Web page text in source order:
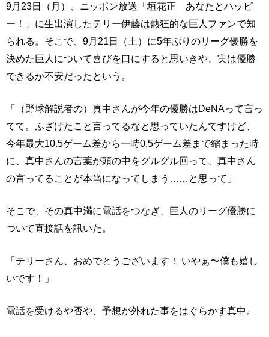
9月23日（月）、ニッポン放送「垣花正 あなたとハッピ
ー！」に生出演したテリー伊藤は熱狂的な巨人ファンで知
られる。そこで、9月21日（土）に5年ぶりのリーグ優勝を
決めた巨人について喜びを口にすると思いきや、実は優勝
できるか不安だったという。
「（野球解説者の）真中さんが今年の優勝はDeNAって言っ
てて。ふざけたこと言ってるなと思っていたんですけど、
今年最大10.5ゲーム差から一時0.5ゲーム差まで縮まった時
に、真中さんの言葉が頭の中をグルグル回って、真中さん
の言ってることが本当になってしまう……と思って」
そこで、その真中満に電話をつなぎ、巨人のリーグ優勝に
ついて直接話を訊いた。
「テリーさん、おめでとうございます！ いやぁ〜僕も嬉し
いです！」
電話を受けるや否や、予想が外れた事をはぐらかす真中。